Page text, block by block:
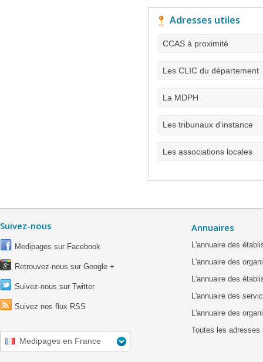
Adresses utiles
CCAS à proximité
Les CLIC du département
La MDPH
Les tribunaux d'instance
Les associations locales
Suivez-nous
Medipages sur Facebook
Retrouvez-nous sur Google +
Suivez-nous sur Twitter
Suivez nos flux RSS
Medipages en France
Annuaires
L'annuaire des
L'annuaire des
L'annuaire des
L'annuaire des
L'annuaire des
Toutes les adresses